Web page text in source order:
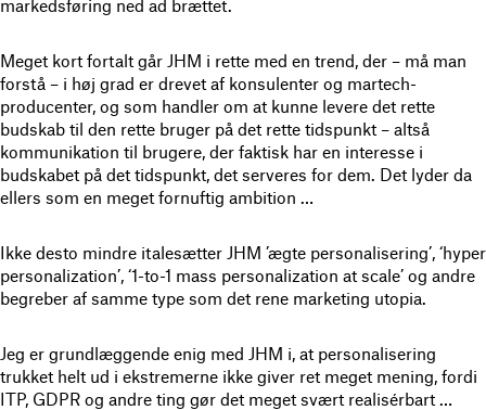
markedsføring ned ad brættet.
Meget kort fortalt går JHM i rette med en trend, der – må man
forstå – i høj grad er drevet af konsulenter og martech-
producenter, og som handler om at kunne levere det rette
budskab til den rette bruger på det rette tidspunkt – altså
kommunikation til brugere, der faktisk har en interesse i
budskabet på det tidspunkt, det serveres for dem. Det lyder da
ellers som en meget fornuftig ambition …
Ikke desto mindre italesætter JHM ’ægte personalisering’, ‘hyper
personalization’, ‘1-to-1 mass personalization at scale’ og andre
begreber af samme type som det rene marketing utopia.
Jeg er grundlæggende enig med JHM i, at personalisering
trukket helt ud i ekstremerne ikke giver ret meget mening, fordi
ITP, GDPR og andre ting gør det meget svært realisérbart …